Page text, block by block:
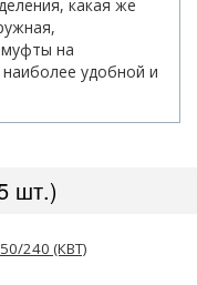
какая же
муфты на
удобной и
шт.)
240 (КВТ)